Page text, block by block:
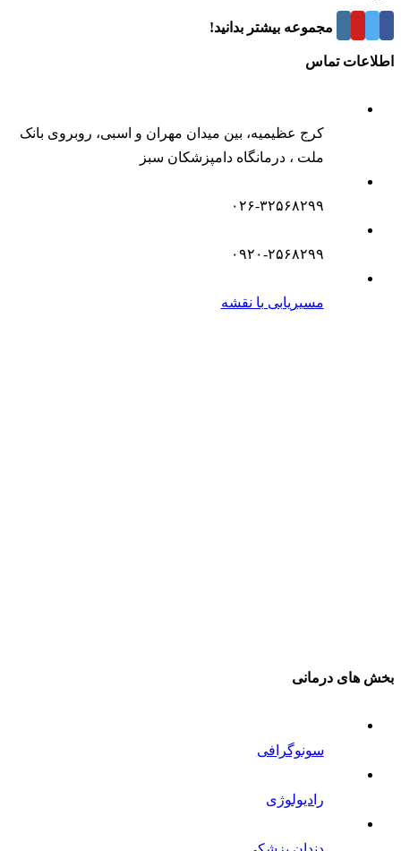
درباره این مجموعه بیشتر بدانید!
اطلاعات تماس
کرج عظیمیه، بین میدان مهران و اسبی، روبروی بانک
ملت ، درمانگاه دامپزشکان سبز
۰۲۶-۳۲۵۶۸۲۹۹
۰۹۲۰-۲۵۶۸۲۹۹
مسیریابی با نقشه
بخش های درمانی
سونوگرافی
رادیولوژی